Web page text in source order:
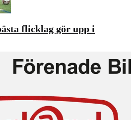
flicklag gör upp i